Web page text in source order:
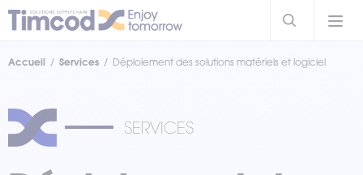
Accueil Services Déploiement des solutions matériels et logiciel
SERVICES